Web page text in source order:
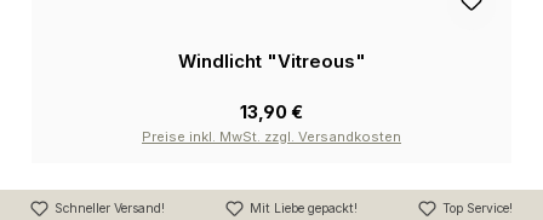
Windlicht "Vitreous"
13,90 €
Preise inkl. MwSt. zzgl. Versandkosten
Schneller Versand! Mit Liebe gepackt! Top Service!